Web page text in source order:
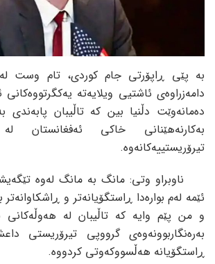
بە پێی ڕاپۆرتی جام کوردی، تام وست
دامەزراوەی ئاشتیی ویلایەتە
دەمانەوێت دڵنیا بین کە تاڵیبان پابەندی
بەکارنەهێنانی خاکی ئەفغانستان
تیرۆریستییەکانەوە.
ناوبراو وتی: مانگ بە مانگ لەوە
ئێمە لەم بوارەدا ڕاستگۆیانەتر و
و من پێم وایە کە تاڵیبان لە هەوڵەکانی
بەرەنگاربوونەوەی گرووپی تیرۆریستی
ڕاستگۆیانە هەڵسووکەوتی کردووە.